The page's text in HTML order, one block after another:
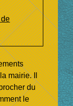
mairie. Il
du
le